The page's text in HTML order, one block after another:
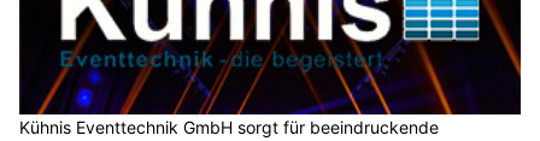
Kühnis Eventtechnik GmbH sorgt für beeindruckende